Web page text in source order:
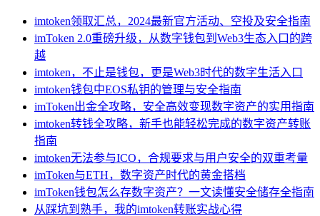
imtoken领取汇总，2024最新官方活动、空投及安全指南
imToken 2.0重磅升级，从数字钱包到Web3生态入口的跨
越
imtoken，不止是钱包，更是Web3时代的数字生活入口
imtoken钱包中EOS私钥的管理与安全指南
imToken出金全攻略，安全高效变现数字资产的实用指南
imtoken转钱全攻略，新手也能轻松完成的数字资产转账
指南
imtoken无法参与ICO，合规要求与用户安全的双重考量
imToken与ETH，数字资产时代的黄金搭档
imToken钱包怎么存数字资产？一文读懂安全储存全指南
从踩坑到熟手，我的imtoken转账实战心得